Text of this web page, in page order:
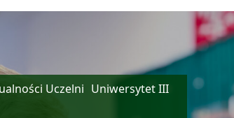
Uczelni Uniwersytet III